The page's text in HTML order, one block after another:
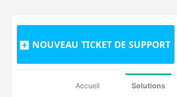
NOUVEAU TICKET DE SUPPORT
Accueil Solutions